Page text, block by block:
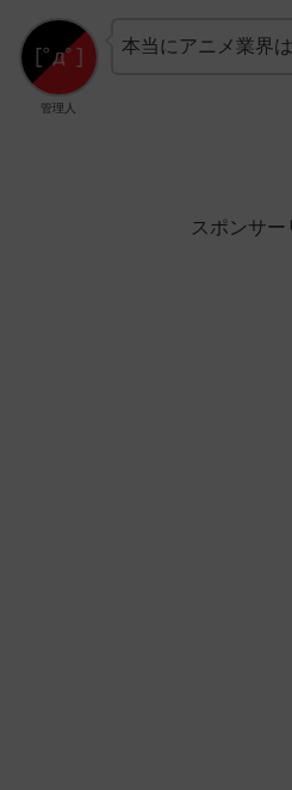
管理人
本当にアニメ業界
スポンサー